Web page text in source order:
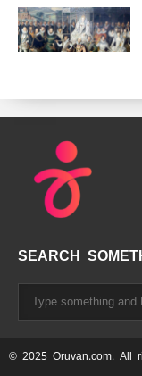
SEARCH
© 2025 Oruvan.com. All